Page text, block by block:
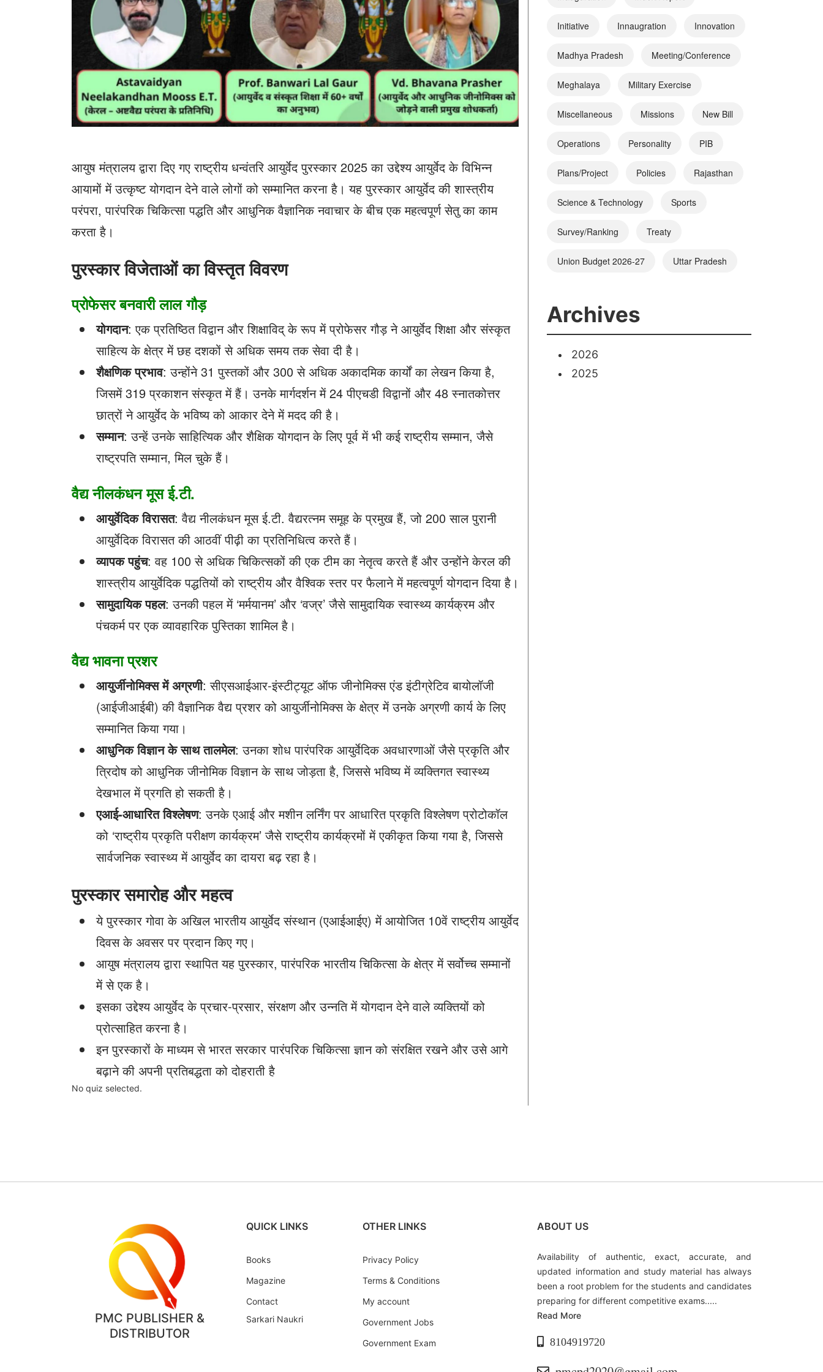
आयुष मंत्रालय द्वारा दिए गए राष्ट्रीय धन्वंतरि आयुर्वेद पुरस्कार 2025 का उद्देश्य आयुर्वेद के विभिन्न
आयामों में उत्कृष्ट योगदान देने वाले लोगों को सम्मानित करना है। यह पुरस्कार आयुर्वेद की शास्त्रीय
परंपरा, पारंपरिक चिकित्सा पद्धति और आधुनिक वैज्ञानिक नवाचार के बीच एक महत्वपूर्ण सेतु का काम
करता है।
पुरस्कार विजेताओं का विस्तृत विवरण
प्रोफेसर बनवारी लाल गौड़
योगदान: एक प्रतिष्ठित विद्वान और शिक्षाविद् के रूप में प्रोफेसर गौड़ ने आयुर्वेद शिक्षा और संस्कृत
साहित्य के क्षेत्र में छह दशकों से अधिक समय तक सेवा दी है।
शैक्षणिक प्रभाव: उन्होंने 31 पुस्तकों और 300 से अधिक अकादमिक कार्यों का लेखन किया है,
जिसमें 319 प्रकाशन संस्कृत में हैं। उनके मार्गदर्शन में 24 पीएचडी विद्वानों और 48 स्नातकोत्तर
छात्रों ने आयुर्वेद के भविष्य को आकार देने में मदद की है।
सम्मान: उन्हें उनके साहित्यिक और शैक्षिक योगदान के लिए पूर्व में भी कई राष्ट्रीय सम्मान, जैसे
राष्ट्रपति सम्मान, मिल चुके हैं।
वैद्य नीलकंधन मूस ई.टी.
आयुर्वेदिक विरासत: वैद्य नीलकंधन मूस ई.टी. वैद्यरत्नम समूह के प्रमुख हैं, जो 200 साल पुरानी
आयुर्वेदिक विरासत की आठवीं पीढ़ी का प्रतिनिधित्व करते हैं।
व्यापक पहुंच: वह 100 से अधिक चिकित्सकों की एक टीम का नेतृत्व करते हैं और उन्होंने केरल की
शास्त्रीय आयुर्वेदिक पद्धतियों को राष्ट्रीय और वैश्विक स्तर पर फैलाने में महत्वपूर्ण योगदान दिया है।
सामुदायिक पहल: उनकी पहल में ‘मर्मयानम’ और ‘वज्र’ जैसे सामुदायिक स्वास्थ्य कार्यक्रम और
पंचकर्म पर एक व्यावहारिक पुस्तिका शामिल है।
वैद्य भावना प्रशर
आयुर्जीनोमिक्स में अग्रणी: सीएसआईआर-इंस्टीट्यूट ऑफ जीनोमिक्स एंड इंटीग्रेटिव बायोलॉजी
(आईजीआईबी) की वैज्ञानिक वैद्य प्रशर को आयुर्जीनोमिक्स के क्षेत्र में उनके अग्रणी कार्य के लिए
सम्मानित किया गया।
आधुनिक विज्ञान के साथ तालमेल: उनका शोध पारंपरिक आयुर्वेदिक अवधारणाओं जैसे प्रकृति और
त्रिदोष को आधुनिक जीनोमिक विज्ञान के साथ जोड़ता है, जिससे भविष्य में व्यक्तिगत स्वास्थ्य
देखभाल में प्रगति हो सकती है।
एआई-आधारित विश्लेषण: उनके एआई और मशीन लर्निंग पर आधारित प्रकृति विश्लेषण प्रोटोकॉल
को ‘राष्ट्रीय प्रकृति परीक्षण कार्यक्रम’ जैसे राष्ट्रीय कार्यक्रमों में एकीकृत किया गया है, जिससे
सार्वजनिक स्वास्थ्य में आयुर्वेद का दायरा बढ़ रहा है।
पुरस्कार समारोह और महत्व
ये पुरस्कार गोवा के अखिल भारतीय आयुर्वेद संस्थान (एआईआईए) में आयोजित 10वें राष्ट्रीय आयुर्वेद
दिवस के अवसर पर प्रदान किए गए।
आयुष मंत्रालय द्वारा स्थापित यह पुरस्कार, पारंपरिक भारतीय चिकित्सा के क्षेत्र में सर्वोच्च सम्मानों
में से एक है।
इसका उद्देश्य आयुर्वेद के प्रचार-प्रसार, संरक्षण और उन्नति में योगदान देने वाले व्यक्तियों को
प्रोत्साहित करना है।
इन पुरस्कारों के माध्यम से भारत सरकार पारंपरिक चिकित्सा ज्ञान को संरक्षित रखने और उसे आगे
बढ़ाने की अपनी प्रतिबद्धता को दोहराती है
No quiz selected.
Initiative Innaugration Innovation
Madhya Pradesh Meeting/Conference
Meghalaya Military Exercise
Miscellaneous Missions New Bill
Operations Personality PIB
Plans/Project Policies Rajasthan
Science & Technology Sports
Survey/Ranking Treaty
Union Budget 2026-27 Uttar Pradesh
Archives
2026
2025
PMC PUBLISHER &
DISTRIBUTOR
QUICK LINKS
Books
Magazine
Contact
Sarkari Naukri
OTHER LINKS
Privacy Policy
Terms & Conditions
My account
Government Jobs
Government Exam
ABOUT US
Availability of authentic, exact, accurate, and
updated information and study material has always
been a root problem for the students and candidates
preparing for different competitive exams.....
Read More
8104919720